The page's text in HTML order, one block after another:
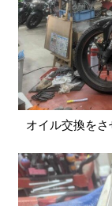
オイル交換を